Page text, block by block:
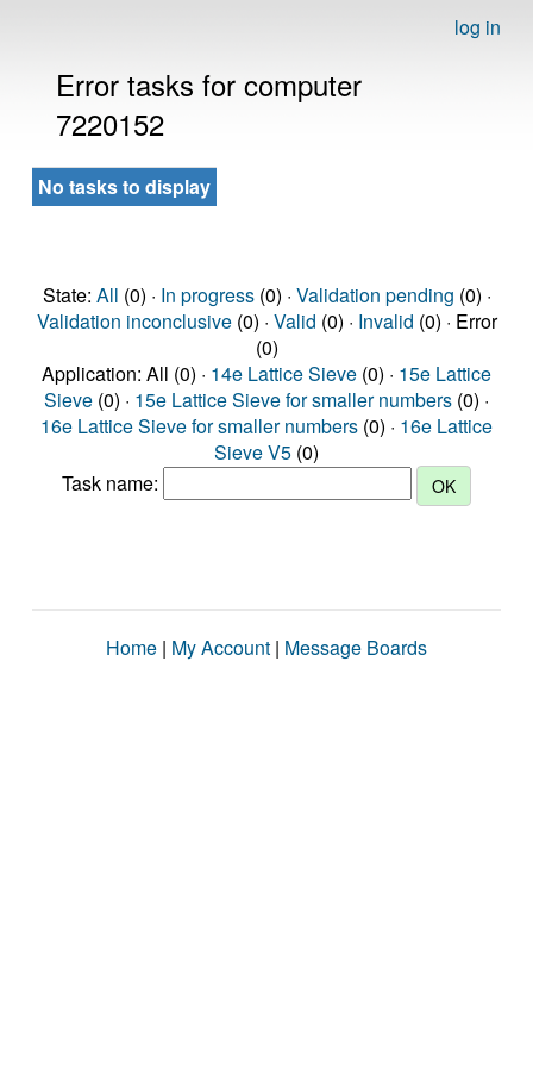
log in
Error tasks for computer
7220152
No tasks to display
State: All (0) · In progress(0) · Validation pending (0) ·
Validation inconclusive(0) · Valid (0) · Invalid (0) · Error
(0)
Application: All (0) · 14e Lattice Sieve (0) · 15e Lattice
Sieve (0) · 15e Lattice Sieve for smaller numbers (0) ·
16e Lattice Sieve for smaller numbers (0) · 16e Lattice
Sieve V5 (0)
Task name:
Home | My Account | Message Boards